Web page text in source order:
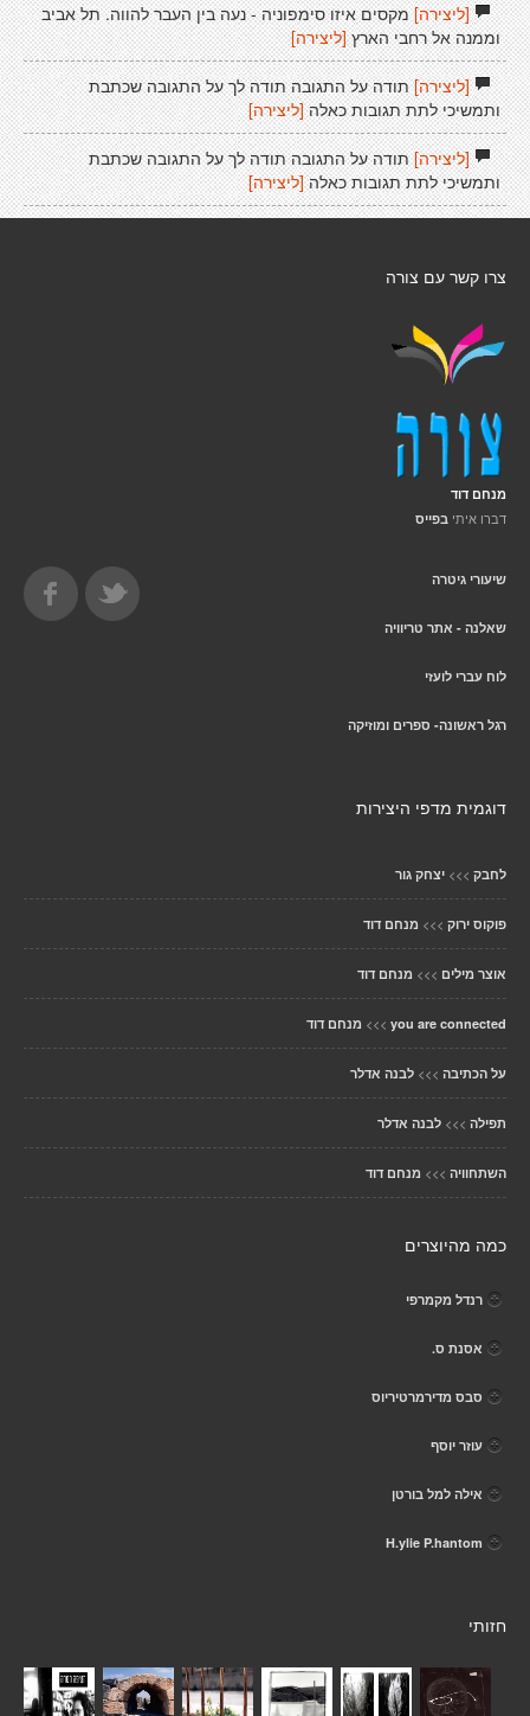
[ליצירה]מקסים איזו סימפוניה - נעה בין העבר להווה. תל אביב
וממנה אל רחבי הארץ [ליצירה]
[ליצירה]תודה על התגובה תודה לך על התגובה שכתבת
ותמשיכי לתת תגובות כאלה [ליצירה]
[ליצירה]תודה על התגובה תודה לך על התגובה שכתבת
ותמשיכי לתת תגובות כאלה [ליצירה]
צרו קשר עם צורה
מנחם דוד
דברו איתי בפייס
שיעורי גיטרה
שאלנה - אתר טריוויה
לוח עברי לועזי
רגל ראשונה- ספרים ומוזיקה
דוגמית מדפי היצירות
לחבק >>> יצחק גור
פוקוס ירוק >>> מנחם דוד
אוצר מילים >>> מנחם דוד
you are connected
>>> מנחם דוד
על הכתיבה >>> לבנה אדלר
תפילה >>> לבנה אדלר
השתחוויה >>> מנחם דוד
כמה מהיוצרים
רנדל מקמרפי
אסנת ס.
סבס מדירמרטיריוס
עוזר יוסף
אילה למל בורטן
H.ylie P.hantom
חזותי